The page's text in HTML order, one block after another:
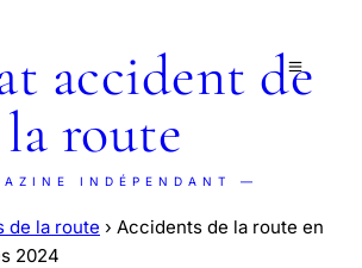
accident de
la route
INDÉPENDANT —
de la route › Accidents de la route en
2024